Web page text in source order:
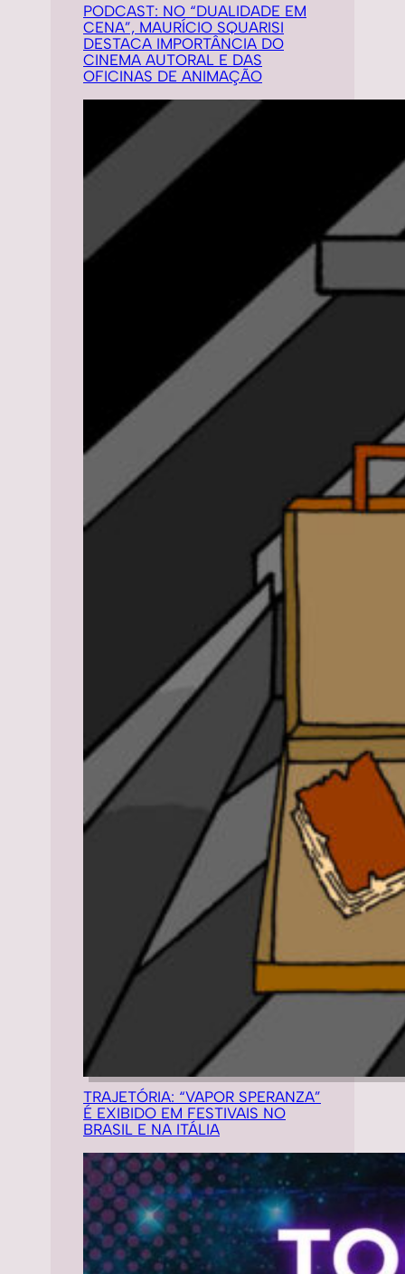
PODCAST: NO “DUALIDADE EM
CENA”, MAURÍCIO SQUARISI
DESTACA IMPORTÂNCIA DO
CINEMA AUTORAL E DAS
OFICINAS DE ANIMAÇÃO
TRAJETÓRIA: “VAPOR SPERANZA”
É EXIBIDO EM FESTIVAIS NO
BRASIL E NA ITÁLIA